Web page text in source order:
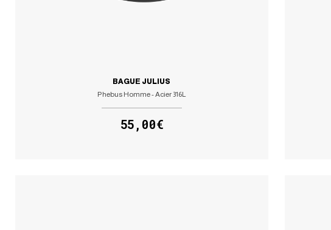
BAGUE JULIUS
Phebus Homme - Acier 316L
55,00€